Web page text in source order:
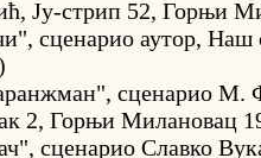
Ју-стрип 52, Горњи
сценарио аутор, Наш
сценарио М.
2, Горњи Милановац
сценарио Славко